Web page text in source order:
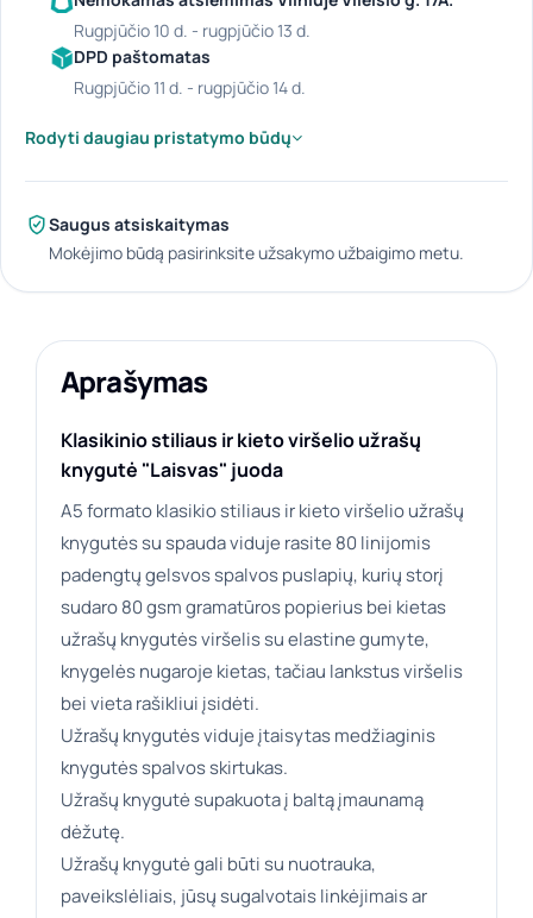
rugpjūčio 10 d. - rugpjūčio 13 d.
DPD paštomatas
rugpjūčio 11 d. - rugpjūčio 14 d.
Rodyti daugiau pristatymo būdų
Saugus atsiskaitymas
Mokėjimo būdą pasirinksite užsakymo užbaigimo metu.
Aprašymas
Klasikinio stiliaus ir kieto viršelio užrašų
knygutė "Laisvas" juoda
A5 formato klasikio stiliaus ir kieto viršelio užrašų
knygutės su spauda viduje rasite 80 linijomis
padengtų gelsvos spalvos puslapių, kurių storį
sudaro 80 gsm gramatūros popierius bei kietas
užrašų knygutės viršelis su elastine gumyte,
knygelės nugaroje kietas, tačiau lankstus viršelis
bei vieta rašikliui įsidėti.
Užrašų knygutės viduje įtaisytas medžiaginis
knygutės spalvos skirtukas.
Užrašų knygutė supakuota į baltą įmaunamą
dėžutę.
Užrašų knygutė gali būti su nuotrauka,
paveikslėliais, jūsų sugalvotais linkėjimais ar